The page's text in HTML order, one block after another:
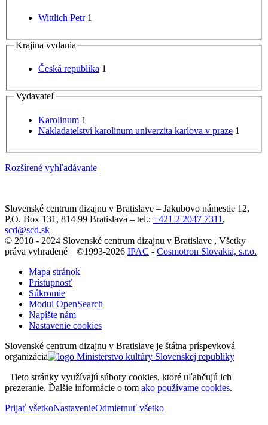
Wittlich Petr 1
Krajina vydania
Česká republika 1
Vydavateľ
Karolinum 1
Nakladatelství karolinum univerzita karlova v praze 1
Rozšírené vyhľadávanie
Slovenské centrum dizajnu v Bratislave – Jakubovo námestie 12,
P.O. Box 131, 814 99 Bratislava – tel.: +421 2 2047 7311 ,
scd@scd.sk
© 2010 - 2024 Slovenské centrum dizajnu v Bratislave , Všetky
práva vyhradené | ©1993-2026 IPAC - Cosmotron Slovakia, s.r.o.
Mapa stránok
Prístupnosť
Súkromie
Modul OpenSearch
Napíšte nám
Nastavenie cookies
Slovenské centrum dizajnu v Bratislave je štátna príspevková
organizácia
Tieto stránky využívajú súbory cookies, ktoré uľahčujú ich
prezeranie. Ďalšie informácie o tom ako používame cookies.
Prijať všetkoNastavenieOdmietnuť všetko